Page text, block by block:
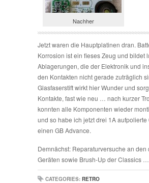
Nachher
Jetzt waren die Hauptplatinen dran.
Korrosion ist ein fieses Zeug und bildet
Ablagerungen, die der Elektronik und
den Kontakten nicht gerade zuträglich
Glasfaserstift wirkt hier Wunder und
Kontakte, fast wie neu … nach kurzer
konnten alle Komponenten wieder
und so habe ich jetzt drei 1A aufpolierte
einen GB Advance.
Demnächst: Reparaturversuche an den
Geräten sowie Brush-Up der Classics …
CATEGORIES: RETRO